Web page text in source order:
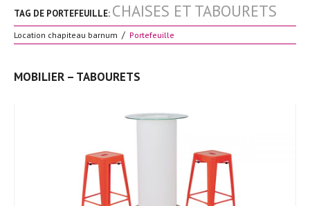
TAG DE PORTEFEUILLE: CHAISES ET TABOURETS
Location chapiteau barnum Portefeuille
MOBILIER – TABOURETS